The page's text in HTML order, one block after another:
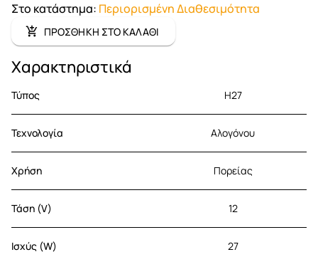
Στο κατάστημα: Περιορισμένη Διαθεσιμότητα
ΠΡΟΣΘΗΚΗ ΣΤΟ ΚΑΛΑΘΙ
Χαρακτηριστικά
Τύπος H27
Τεχνολογία Αλογόνου
Χρήση Πορείας
Τάση (V) 12
Ισχύς (W) 27